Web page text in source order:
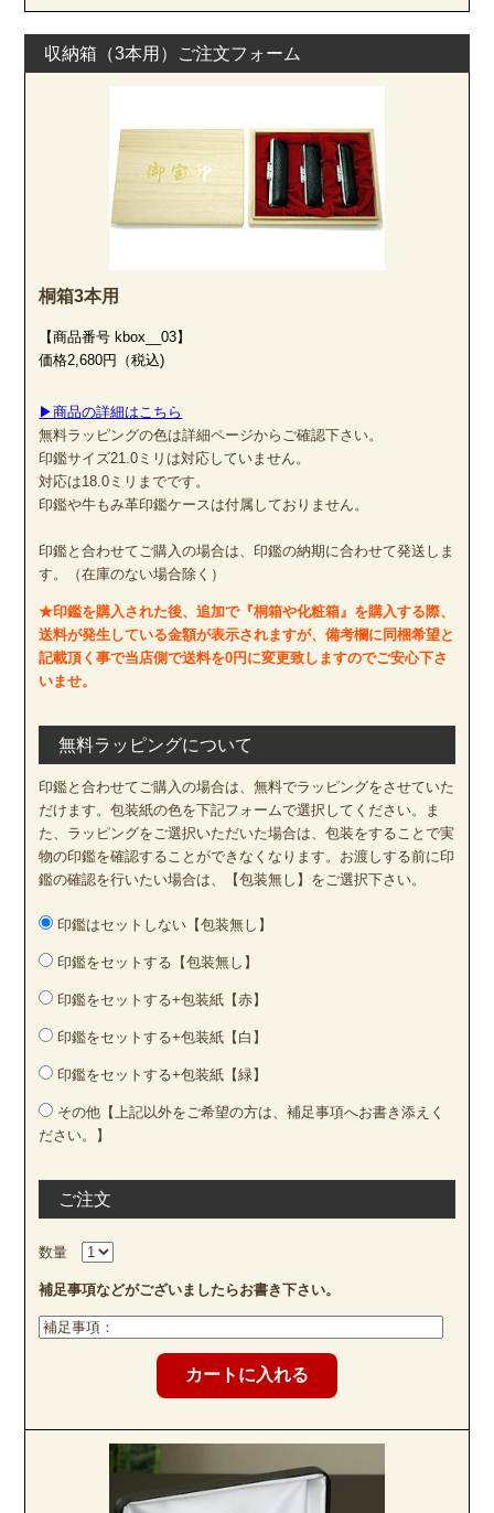
収納箱（3本用）ご注文フォーム
桐箱3本用
【商品番号 kbox__03】
価格2,680円（税込)
▶商品の詳細はこちら
無料ラッピングの色は詳細ページからご確認下さい。
印鑑サイズ21.0ミリは対応していません。
対応は18.0ミリまでです。
印鑑や牛もみ革印鑑ケースは付属しておりません。
印鑑と合わせてご購入の場合は、印鑑の納期に合わせて発送しま
す。（在庫のない場合除く）
★印鑑を購入された後、追加で『桐箱や化粧箱』を購入する際、
送料が発生している金額が表示されますが、備考欄に同梱希望と
記載頂く事で当店側で送料を0円に変更致しますのでご安心下さ
いませ。
無料ラッピングについて
印鑑と合わせてご購入の場合は、無料でラッピングをさせていた
だけます。包装紙の色を下記フォームで選択してください。ま
た、ラッピングをご選択いただいた場合は、包装をすることで実
物の印鑑を確認することができなくなります。お渡しする前に印
鑑の確認を行いたい場合は、【包装無し】をご選択下さい。
印鑑はセットしない【包装無し】
印鑑をセットする【包装無し】
印鑑をセットする+包装紙【赤】
印鑑をセットする+包装紙【白】
印鑑をセットする+包装紙【緑】
その他【上記以外をご希望の方は、補足事項へお書き添えく
ださい。】
ご注文
数量
補足事項などがございましたらお書き下さい。